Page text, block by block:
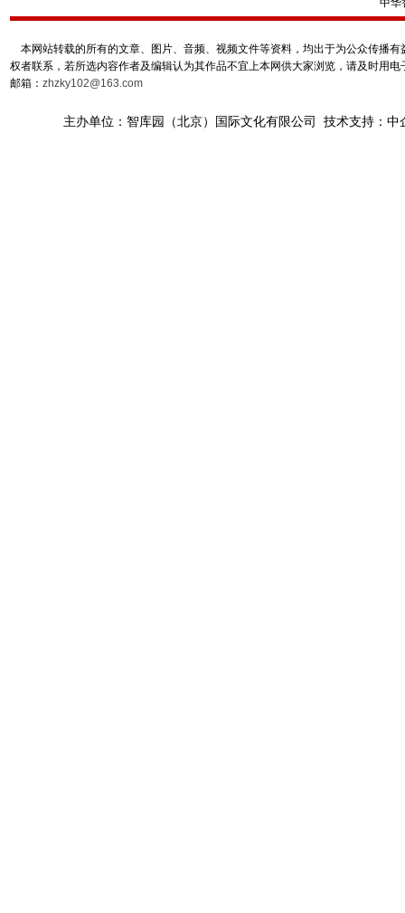
本网站转载的所有的文章、图片、音频、视频文件等资料，均出于为公众传播
权者联系，若所选内容作者及编辑认为其作品不宜上本网供大家浏览，请及时用
邮箱： zhzky102@163.com
主办单位：智库园（北京）国际文化有限公司 技术支持：